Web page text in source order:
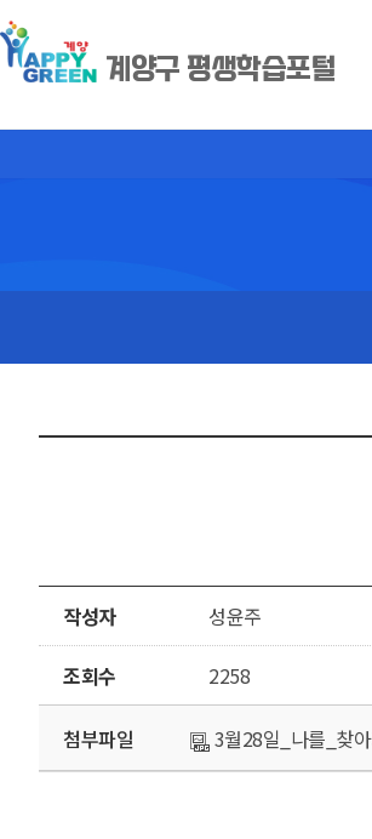
계양구 평생학습포털
작성자 성윤주
조회수 2258
첨부파일 3월28일_나를_찾